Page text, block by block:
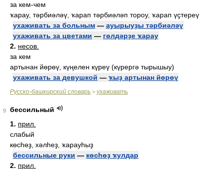
за кем-чем
ҡарау, тәрбиәләү, ҡарап тәрбиәләп тороу, ҡарап үҫтереү
ухаживать за больным — ауырыуҙы тәрбиәләү
ухаживать за цветами — гөлдәрҙе ҡарау
2. несов.
за кем
артынан йөрөү, күңелен күреү (күрергә тырышыу)
ухаживать за девушкой — ҡыҙ артынан йөрөү
Русско-башкирский словарь > ухаживать
9
бессильный
1. прил.
слабый
көсһөҙ, хәлһеҙ, ҡарауһыҙ
бессильные руки — көсһөҙ ҡулдар
2. прил.